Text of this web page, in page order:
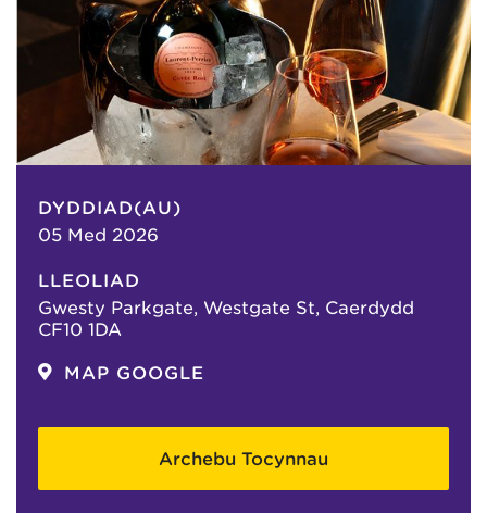
DYDDIAD(AU)
05 Med 2026
LLEOLIAD
Gwesty Parkgate, Westgate St, Caerdydd
CF10 1DA
MAP GOOGLE
Archebu Tocynnau